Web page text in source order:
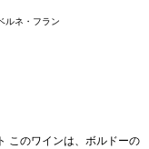
ルネ・フラン
このワインは、ボルドーの